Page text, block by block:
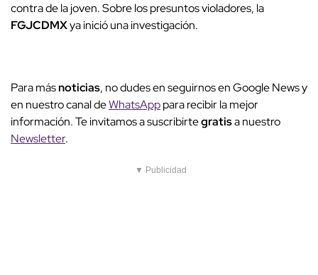
contra de la joven. Sobre los presuntos violadores, la
FGJCDMXya inició una investigación.
Para másnoticias, no dudes en seguirnos en Google News y
en nuestro canal deWhatsApppara recibir la mejor
información. Te invitamos a suscribirtegratisa nuestro
Newsletter.
▼ Publicidad